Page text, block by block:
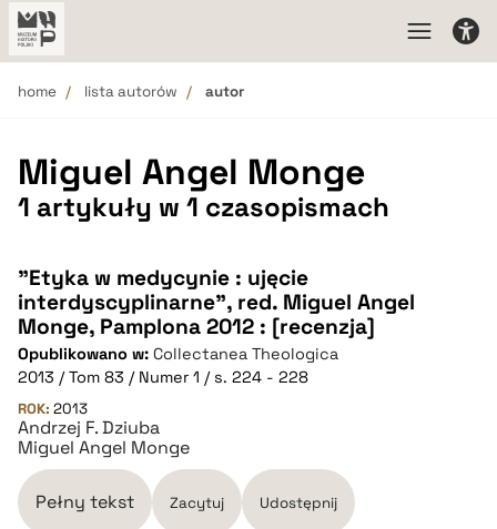
home lista autorów autor
Miguel Angel Monge
1 artykuły w 1 czasopismach
"Etyka w medycynie : ujęcie
interdyscyplinarne", red. Miguel Angel
Monge, Pamplona 2012 : [recenzja]
Opublikowano w: Collectanea Theologica
2013 / Tom 83 / Numer 1 / s. 224 - 228
ROK: 2013
Andrzej F. Dziuba
Miguel Angel Monge
Pełny tekst Zacytuj Udostępnij